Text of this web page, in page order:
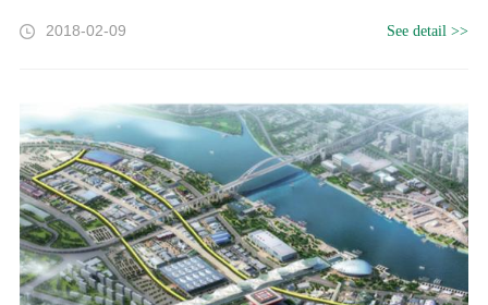
2018-02-09 See detail >>